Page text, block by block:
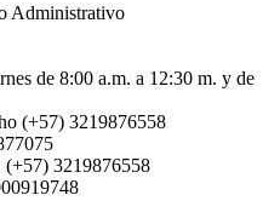
Administrativo
de 8:00 a.m. a 12:30 m. y de
(+57) 3219876558
(+57) 3219876558